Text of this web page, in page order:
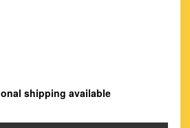
shipping available